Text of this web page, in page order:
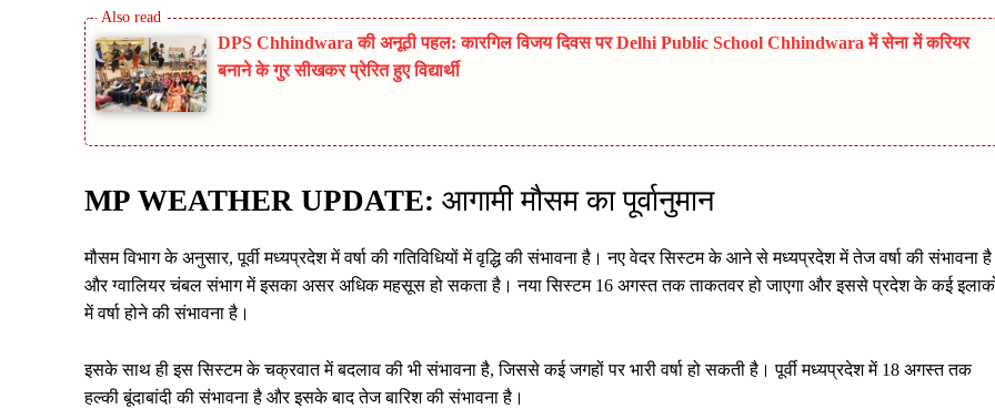
DPS Chhindwara की अनूठी पहल: कारगिल विजय दिवस पर Delhi Public School Chhindwara में सेना में करियर
बनाने के गुर सीखकर प्रेरित हुए विद्यार्थी
MP WEATHER UPDATE: आगामी मौसम का पूर्वानुमान
मौसम विभाग के अनुसार, पूर्वी मध्यप्रदेश में वर्षा की गतिविधियों में वृद्धि की संभावना है। नए वेदर सिस्टम के आने से मध्यप्रदेश में तेज वर्षा की संभावना है
और ग्वालियर चंबल संभाग में इसका असर अधिक महसूस हो सकता है। नया सिस्टम 16 अगस्त तक ताकतवर हो जाएगा और इससे प्रदेश के कई
में वर्षा होने की संभावना है।
इसके साथ ही इस सिस्टम के चक्रवात में बदलाव की भी संभावना है, जिससे कई जगहों पर भारी वर्षा हो सकती है। पूर्वी मध्यप्रदेश में 18 अगस्त तक
हल्की बूंदाबांदी की संभावना है और इसके बाद तेज बारिश की संभावना है।